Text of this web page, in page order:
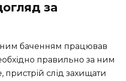
за
баченням працював
правильно за ним
слід захищати